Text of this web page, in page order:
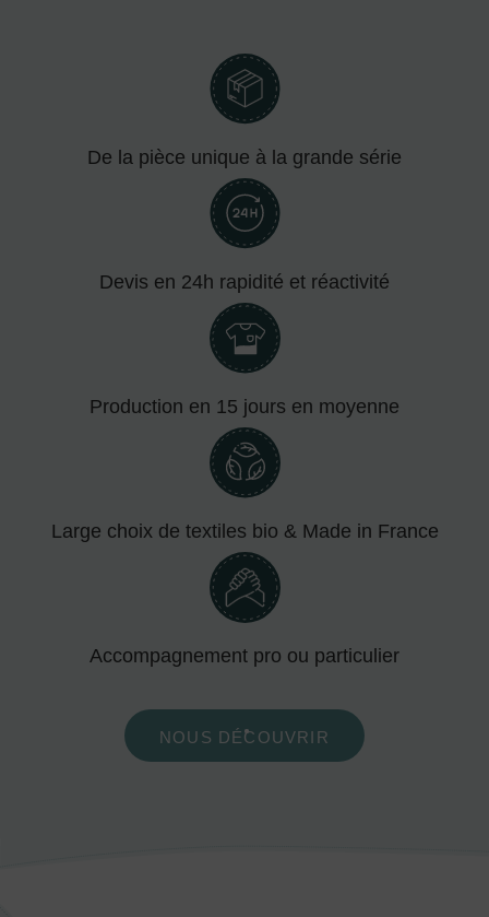
De la pièce unique à la grande série
Devis en 24h rapidité et réactivité
Production en 15 jours en moyenne
Large choix de textiles bio & Made in France
Accompagnement pro ou particulier
NOUS DÉCOUVRIR